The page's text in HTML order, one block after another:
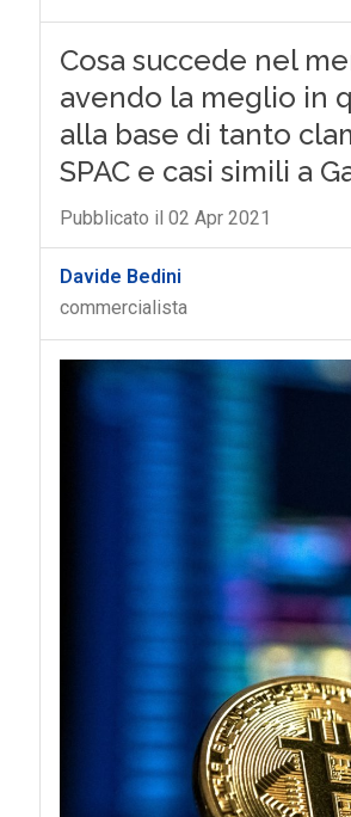
Cosa succede nel
avendo la meglio in
alla base di tanto
SPAC e casi simili a
Pubblicato il 02 Apr 2021
Davide Bedini
commercialista